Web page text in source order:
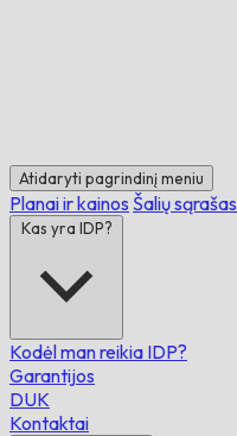
Atidaryti pagrindinį meniu
Planai ir kainos Šalių sąrašas
Kas yra IDP?
Kodėl man reikia IDP?
Garantijos
DUK
Kontaktai